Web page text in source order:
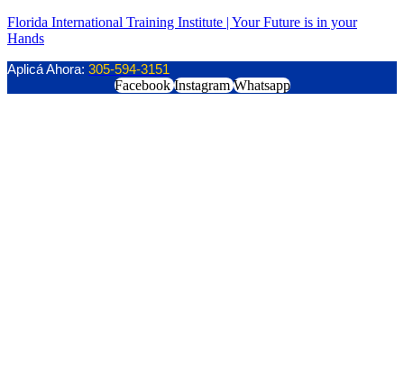
Florida International Training Institute | Your Future is in your
Hands
Aplicá Ahora: 305-594-3151
Facebook Instagram Whatsapp